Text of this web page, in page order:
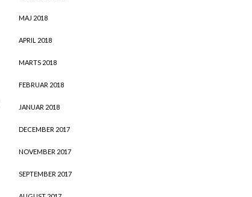
MAJ 2018
APRIL 2018
MARTS 2018
FEBRUAR 2018
JANUAR 2018
DECEMBER 2017
NOVEMBER 2017
SEPTEMBER 2017